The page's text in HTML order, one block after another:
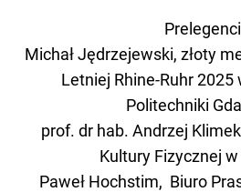
Michał Jędrzejewski, złoty
Letniej Rhine-Ruhr
Politechniki
prof. dr hab. Andrzej
Kultury Fizycznej
Paweł Hochstim, Biuro